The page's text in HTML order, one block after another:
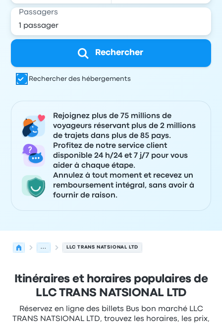
Passagers
Rechercher
Rechercher des hébergements
Rejoignez plus de 75 millions de
voyageurs réservant plus de 2 millions
de trajets dans plus de 85 pays.
Profitez de notre service client
disponible 24 h/24 et 7 j/7 pour vous
aider à chaque étape.
Annulez à tout moment et recevez un
remboursement intégral, sans avoir à
fournir de raison.
... LLC TRANS NATSIONAL LTD
Itinéraires et horaires populaires de
LLC TRANS NATSIONAL LTD
Réservez en ligne des billets Bus bon marché LLC
TRANS NATSIONAL LTD, trouvez les horaires, les prix,